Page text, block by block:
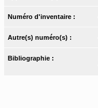
Numéro d'inventaire :
Autre(s) numéro(s) :
Bibliographie :